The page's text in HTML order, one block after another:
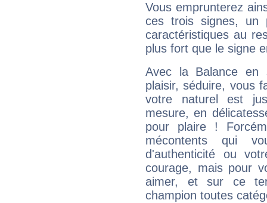
Vous emprunterez
ces trois signes, un
caractéristiques au
plus fort que le signe
Avec la Balance en
plaisir, séduire, vous
votre naturel est
mesure, en
pour plaire !
mécontents qui
d'authenticité ou
courage, mais pour
aimer, et sur ce
champion toutes